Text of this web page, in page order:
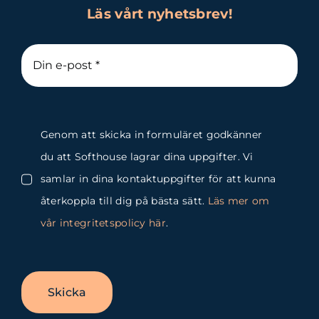
Läs vårt nyhetsbrev!
Genom att skicka in formuläret godkänner
du att Softhouse lagrar dina uppgifter. Vi
samlar in dina kontaktuppgifter för att kunna
återkoppla till dig på bästa sätt. Läs mer om
vår integritetspolicy här.
Skicka